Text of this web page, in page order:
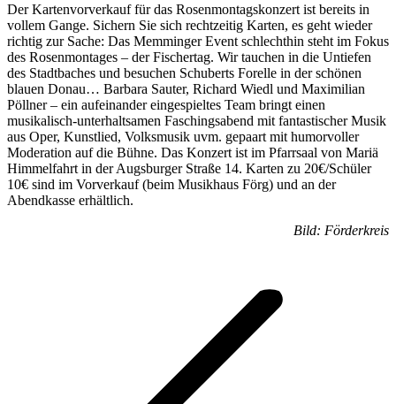
Der Kartenvorverkauf für das Rosenmontagskonzert ist bereits in
vollem Gange. Sichern Sie sich rechtzeitig Karten, es geht wieder
richtig zur Sache: Das Memminger Event schlechthin steht im Fokus
des Rosenmontages – der Fischertag. Wir tauchen in die Untiefen
des Stadtbaches und besuchen Schuberts Forelle in der schönen
blauen Donau… Barbara Sauter, Richard Wiedl und Maximilian
Pöllner – ein aufeinander eingespieltes Team bringt einen
musikalisch-unterhaltsamen Faschingsabend mit fantastischer Musik
aus Oper, Kunstlied, Volksmusik uvm. gepaart mit humorvoller
Moderation auf die Bühne. Das Konzert ist im Pfarrsaal von Mariä
Himmelfahrt in der Augsburger Straße 14. Karten zu 20€/Schüler
10€ sind im Vorverkauf (beim Musikhaus Förg) und an der
Abendkasse erhältlich.
Bild: Förderkreis